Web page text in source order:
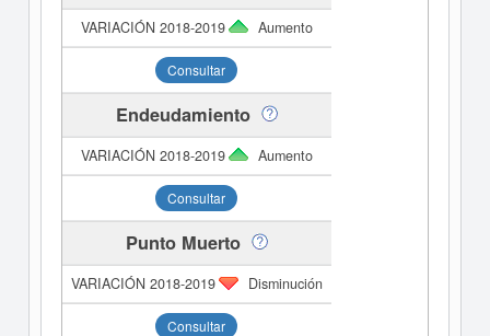
Aumento
Consultar
Endeudamiento
Aumento
Consultar
Punto Muerto
Disminución
Consultar